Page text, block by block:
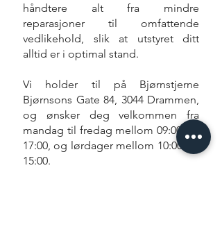
håndtere alt fra mindre
reparasjoner til omfattende
vedlikehold, slik at utstyret ditt
alltid er i optimal stand.
Vi holder til på Bjørnstjerne
Bjørnsons Gate 84, 3044 Drammen,
og ønsker deg velkommen fra
mandag til fredag mellom 09:00 og
17:00, og lørdager mellom 10:00 og
15:00.